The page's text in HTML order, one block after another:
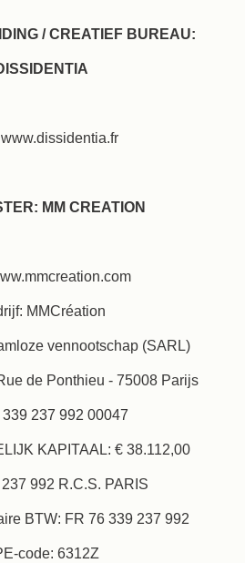
/ CREATIEF BUREAU:
MM CREATION
MMCréation
vennootschap (SARL)
de Ponthieu - 75008 Parijs
339 237 992 00047
KAPITAAL: € 38.112,00
992 R.C.S. PARIS
BTW: FR 76 339 237 992
code: 6312Z